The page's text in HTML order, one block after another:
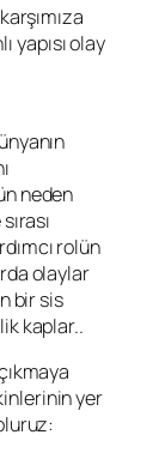
yapısı olay
neden
rolün
olaylar
bir sis
kaplar..
yer